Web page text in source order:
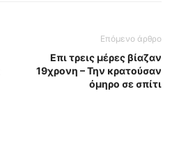
Επόμενο άρθρο
Επι τρεις μέρες βίαζαν
19χρονη – Την κρατούσαν
όμηρο σε σπίτι